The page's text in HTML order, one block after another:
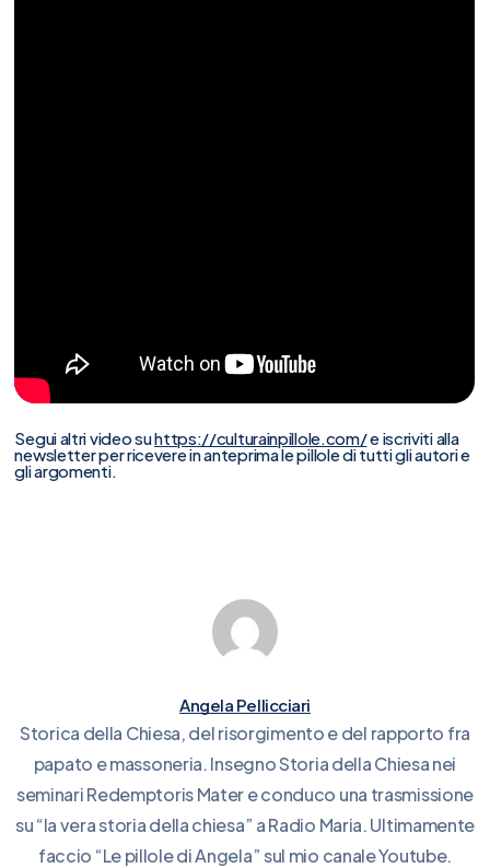
Segui altri video suhttps://culturainpillole.com/e iscriviti alla
newsletter per ricevere in anteprima le pillole di tutti gli autori e
gli argomenti.
Angela Pellicciari
Storica della Chiesa, del risorgimento e del rapporto fra
papato e massoneria. Insegno Storia della Chiesa nei
seminari Redemptoris Mater e conduco una trasmissione
su “la vera storia della chiesa” a Radio Maria. Ultimamente
faccio “Le pillole di Angela” sul mio canale Youtube.